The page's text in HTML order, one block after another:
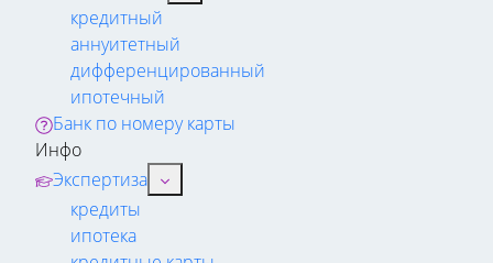
кредитный
аннуитетный
дифференцированный
ипотечный
Банк по номеру карты
Инфо
Экспертиза
кредиты
ипотека